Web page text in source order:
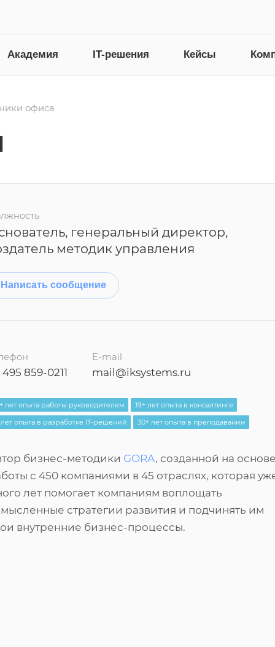
Академия IT-решения Кейсы
офиса
генеральный директор,
методик управления
Написать сообщение
495 859-0211
E-mail
mail@iksystems.ru
лет опыта работы руководителем
19+ лет опыта в консалтинге
лет опыта в разработке IT-решений
30+ лет опыта в преподавании
бизнес-методики GORA, созданной на
с 450 компаниями в 45 отраслях, которая
лет помогает компаниям воплощать
стратегии развития и подчинять им
внутренние бизнес-процессы.